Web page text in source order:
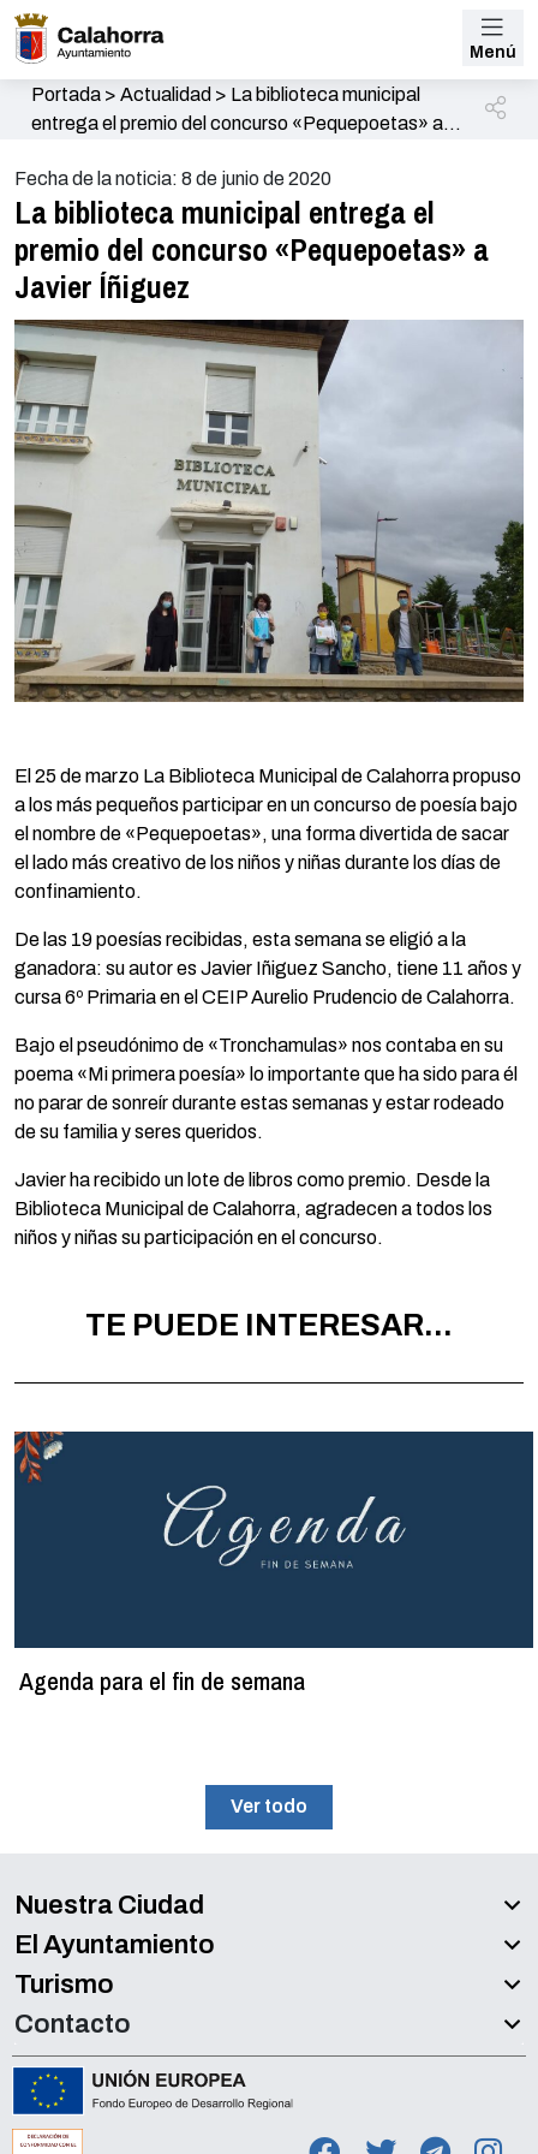
Menú
Portada> Actualidad > La biblioteca municipal
entrega el premio del concurso «Pequepoetas» a
Fecha de la noticia: 8 de junio de 2020
La biblioteca municipal entrega el
premio del concurso «Pequepoetas» a
Javier Íñiguez
El 25 de marzo La Biblioteca Municipal de Calahorra propuso
a los más pequeños participar en un concurso de poesía bajo
el nombre de «Pequepoetas», una forma divertida de sacar
el lado más creativo de los niños y niñas durante los días de
confinamiento.
De las 19 poesías recibidas, esta semana se eligió a la
ganadora: su autor es Javier Iñiguez Sancho, tiene 11 años y
cursa 6º Primaria en el CEIP Aurelio Prudencio de Calahorra.
Bajo el pseudónimo de «Tronchamulas» nos contaba en su
poema «Mi primera poesía» lo importante que ha sido para él
no parar de sonreír durante estas semanas y estar rodeado
de su familia y seres queridos.
Javier ha recibido un lote de libros como premio. Desde la
Biblioteca Municipal de Calahorra, agradecen a todos los
niños y niñas su participación en el concurso.
TE PUEDE INTERESAR...
Agenda para el fin de semana
Ver todo
Nuestra Ciudad
El Ayuntamiento
Turismo
Contacto